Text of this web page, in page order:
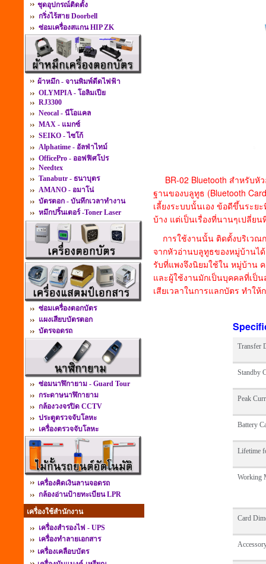
ชุดอุปกรณ์ติดตั้ง
กริ่งไร้สาย Doorbell
ซ่อมเครื่องสแกน HIP ZK
ผ้าหมึก - จานพิมพ์ดีดไฟฟ้า
OLYMPIA - โอลิมเปีย
RJ3300
Neocal - นีโอแคล
MAX - แมกซ์
SEIKO - ไซโก้
Alphatime - อัลฟ่าไทม์
OfficePro - ออฟฟิศโปร
Needtex
Tanabutr - ธนาบุตร
AMANO - อมาโน่
บัตรตอก - บันทึกเวลาทำงาน
หมึกปริ้นเตอร์ -Toner Laser
ซ่อมเครื่องตอกบัตร
แผงเสียบบัตรตอก
บัตรจอดรถ
ซ่อมนาฬิกายาม - Guard Tour
กระดาษนาฬิกายาม
กล้องวงจรปิด CCTV
ประตูตรวจจับโลหะ
เครื่องตรวจจับโลหะ
เครื่องคิดเงินลานจอดรถ
กล้องอ่านป้ายทะเบียน LPR
เครื่องใช้สำนักงาน
เครื่องสำรองไฟ - UPS
เครื่องทำลายเอกสาร
เครื่องเคลือบบัตร
BR-02 Bluetooth สำหรับ
ฐานของบลูทูธ (Bluetooth
เลี้ยงระบบนั้นเอง ข้อดีขึ้นระย
บ้าง แต่เป็นเรื่องที่นานๆเปลี่ยน
การใช้งานนั้น ติดตั้งบริเวณ
จากหัวอ่านบลูทูธของหมู่บ้านไ
รับที่แพงจึงนิยมใช้ใน หมู่บ้าน
และผู้ใช้งานมักเป็นบุคคลที่เป็
เสียเวลาในการแลกบัตร ทำใ
Transfer
Standby
Peak
Battery
Lifetime
Working
Card